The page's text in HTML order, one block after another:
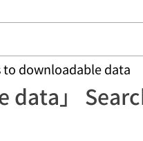
downloadable data
」